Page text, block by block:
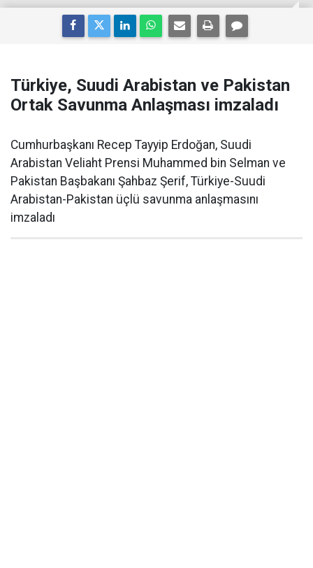
Türkiye, Suudi Arabistan ve Pakistan
Ortak Savunma Anlaşması imzaladı
Cumhurbaşkanı Recep Tayyip Erdoğan, Suudi
Arabistan Veliaht Prensi Muhammed bin Selman ve
Pakistan Başbakanı Şahbaz Şerif, Türkiye-Suudi
Arabistan-Pakistan üçlü savunma anlaşmasını
imzaladı